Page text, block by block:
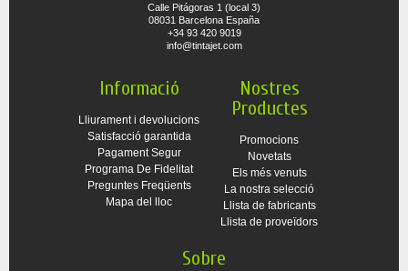
Calle Pitágoras 1 (local 3)
08031 Barcelona España
+34 93 420 9019
info@tintajet.com
Informació
Lliurament i devolucions
Satisfacció garantida
Pagament Segur
Programa De Fidelitat
Preguntes Freqüents
Mapa del lloc
Nostres
Productes
Promocions
Novetats
Els més venuts
La nostra selecció
Llista de fabricants
Llista de proveïdors
Sobre